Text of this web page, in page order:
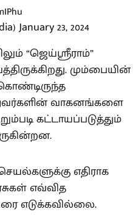
January 23, 2024
“ஜெய்ஸ்ரீராம்”
மும்பையின்
வாகனங்களை
கட்டாயப்படுத்தும்
எதிராக
எவ்வித
எடுக்கவில்லை.